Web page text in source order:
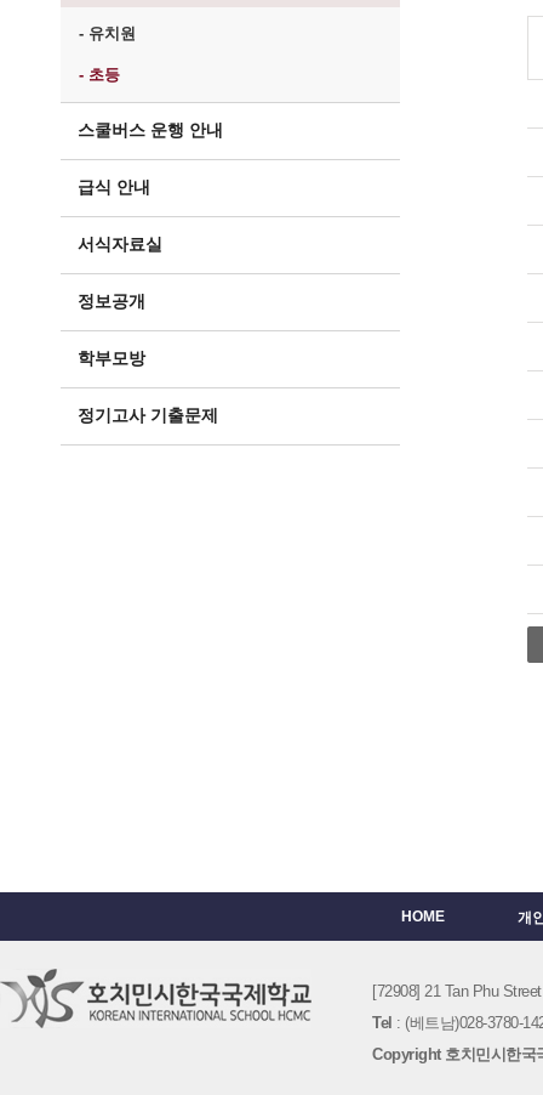
- 유치원
- 초등
스쿨버스 운행 안내
급식 안내
서식자료실
정보공개
학부모방
정기고사 기출문제
HOME 개
[72908] 21 Tan Phu
Tel : (베트남)028-3780-
Copyright 호치민시한국